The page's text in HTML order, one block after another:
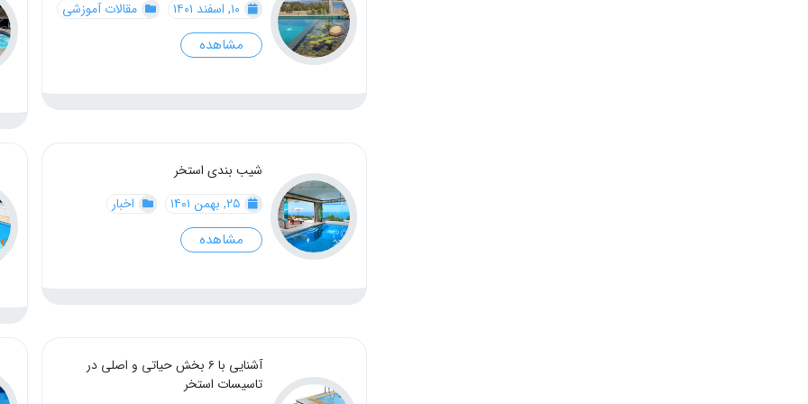
مقالات آموزشی
مشاهده
شیب بندی استخر
۲۵, بهمن ۱۴۰۱
اخبار
مشاهده
آشنایی با ۶ بخش حیاتی و اصلی در
تاسیسات استخر